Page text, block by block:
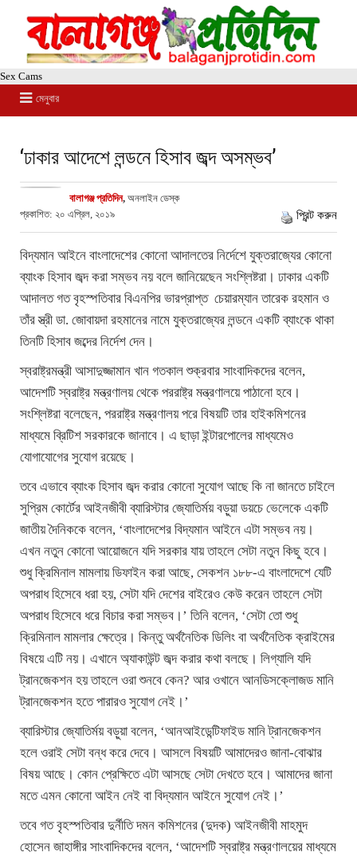
Sex Cams
মেনুবার
‘ঢাকার আদেশে লন্ডনে হিসাব জব্দ অসম্ভব’
বালাগঞ্জ প্রতিদিন, অনলাইন ডেস্ক
প্রকাশিত: ২০ এপ্রিল, ২০১৯
প্রিন্ট করুন
বিদ্যমান আইনে বাংলাদেশের কোনো আদালতের নির্দেশে যুক্তরাজ্যের কোনো
ব্যাংক হিসাব জব্দ করা সম্ভব নয় বলে জানিয়েছেন সংশ্লিষ্টরা। ঢাকার একটি
আদালত গত বৃহস্পতিবার বিএনপির ভারপ্রাপ্ত চেয়ারম্যান তারেক রহমান ও
তাঁর স্ত্রী ডা. জোবায়দা রহমানের নামে যুক্তরাজ্যের লন্ডনে একটি ব্যাংকে থাকা
তিনটি হিসাব জব্দের নির্দেশ দেন।
স্বরাষ্ট্রমন্ত্রী আসাদুজ্জামান খান গতকাল শুক্রবার সাংবাদিকদের বলেন,
আদেশটি স্বরাষ্ট্র মন্ত্রণালয় থেকে পররাষ্ট্র মন্ত্রণালয়ে পাঠানো হবে।
সংশ্লিষ্টরা বলেছেন, পররাষ্ট্র মন্ত্রণালয় পরে বিষয়টি তার হাইকমিশনের
মাধ্যমে ব্রিটিশ সরকারকে জানাবে। এ ছাড়া ইন্টারপোলের মাধ্যমেও
যোগাযোগের সুযোগ রয়েছে।
তবে এভাবে ব্যাংক হিসাব জব্দ করার কোনো সুযোগ আছে কি না জানতে চাইলে
সুপ্রিম কোর্টের আইনজীবী ব্যারিস্টার জ্যোতির্ময় বড়ুয়া ডয়চে ভেলেকে একটি
জাতীয় দৈনিককে বলেন, ‘বাংলাদেশের বিদ্যমান আইনে এটা সম্ভব নয়।
এখন নতুন কোনো আয়োজনে যদি সরকার যায় তাহলে সেটা নতুন কিছু হবে।
শুধু ক্রিমিনাল মামলায় ডিফাইন করা আছে, সেকশন ১৮৮-এ বাংলাদেশে যেটি
অপরাধ হিসেবে ধরা হয়, সেটা যদি দেশের বাইরেও কেউ করেন তাহলে সেটা
অপরাধ হিসেবে ধরে বিচার করা সম্ভব।’ তিনি বলেন, ‘সেটা তো শুধু
ক্রিমিনাল মামলার ক্ষেত্রে। কিন্তু অর্থনৈতিক ডিলিং বা অর্থনৈতিক ক্রাইমের
বিষয়ে এটি নয়। এখানে অ্যাকাউন্ট জব্দ করার কথা বলছে। লিগ্যালি যদি
ট্রানজেকশন হয় তাহলে ওরা শুনবে কেন? আর ওখানে আনডিসক্লোজড মানি
ট্রানজেকশন হতে পারারও সুযোগ নেই।’
ব্যারিস্টার জ্যোতির্ময় বড়ুয়া বলেন, ‘আনআইডেন্টিফাইড মানি ট্রানজেকশন
হলে ওরাই সেটা বন্ধ করে দেবে। আসলে বিষয়টি আমাদেরও জানা-বোঝার
বিষয় আছে। কোন প্রেক্ষিতে এটা আসছে সেটা দেখতে হবে। আমাদের জানা
মতে এমন কোনো আইন নেই বা বিদ্যমান আইনে সুযোগ নেই।’
তবে গত বৃহস্পতিবার দুর্নীতি দমন কমিশনের (দুদক) আইনজীবী মাহমুদ
হোসেন জাহাঙ্গীর সাংবাদিকদের বলেন, ‘আদেশটি স্বরাষ্ট্র মন্ত্রণালয়ের মাধ্যমে